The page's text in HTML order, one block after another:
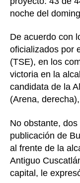
noche del
De acuerdo con
oficializados por
(TSE), en los
victoria en la
candidata de la
(Arena,
No obstante,
publicación de
al frente de la
Antiguo
capital, le